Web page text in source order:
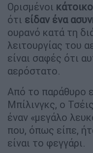
Ορισμένοι
ότι είδαν ένα
ουρανό κατά τη
λειτουργίας του
είναι σαφές ότι
αερόστατο.
Από το παράθυρο
Μπίλινγκς, ο
έναν «μεγάλο
που, όπως είπε,
είναι το φεγγάρι.